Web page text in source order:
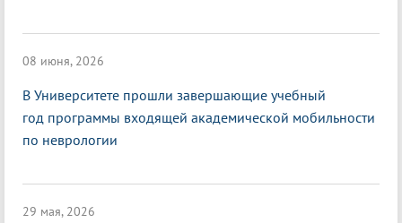
08 июня, 2026
В Университете прошли завершающие учебный
год программы входящей академической мобильности
по неврологии
29 мая, 2026